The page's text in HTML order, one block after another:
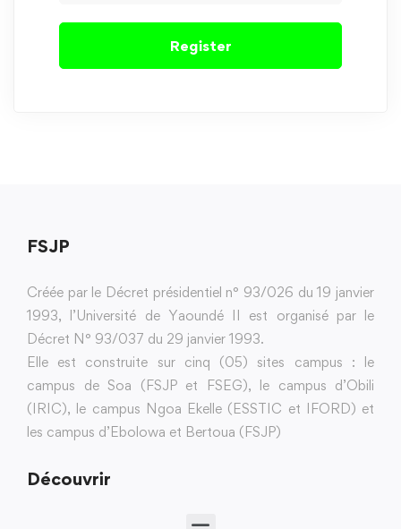
Register
FSJP
Créée par le Décret présidentiel n° 93/026 du 19 janvier
1993, l’Université de Yaoundé II est organisé par le
Décret N° 93/037 du 29 janvier 1993.
Elle est construite sur cinq (05) sites campus : le
campus de Soa (FSJP et FSEG), le campus d’Obili
(IRIC), le campus Ngoa Ekelle (ESSTIC et IFORD) et
les campus d’Ebolowa et Bertoua (FSJP)
Découvrir